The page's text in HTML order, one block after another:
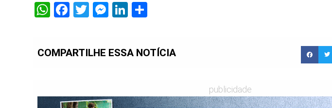
WhatsApp
Facebook
TwitterMessenger
LinkedIn
COMPARTILHE ESSA NOTÍCIA
publicidade